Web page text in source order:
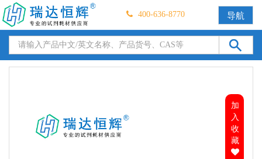
400-636-8770 导航
加
入
收
藏